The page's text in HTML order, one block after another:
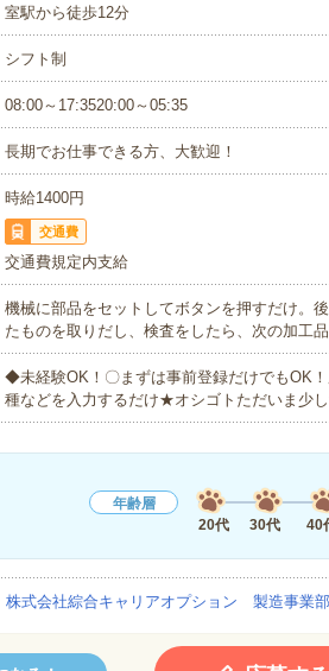
室駅から徒歩12分
シフト制
08:00～17:3520:00～05:35
長期でお仕事できる方、大歓迎！
時給1400円
交通費
交通費規定内支給
機械に部品をセットしてボタンを押すだけ。
たものを取りだし、検査をしたら、次の加工
◆未経験OK！〇まずは事前登録だけでもOK
種などを入力するだけ★オシゴトただいま少
年齢層
20代
30代 40
株式会社綜合キャリアオプション 製造事業部